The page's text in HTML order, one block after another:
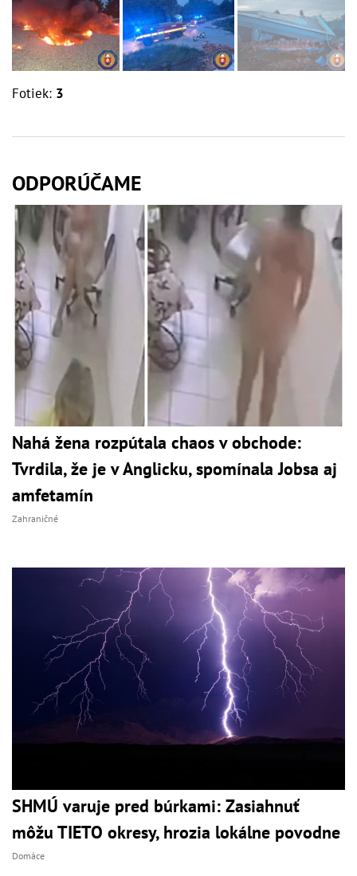
Fotiek: 3
ODPORÚČAME
Nahá žena rozpútala chaos v obchode:
Tvrdila, že je v Anglicku, spomínala Jobsa aj
amfetamín
Zahraničné
SHMÚ varuje pred búrkami: Zasiahnuť
môžu TIETO okresy, hrozia lokálne povodne
Domáce